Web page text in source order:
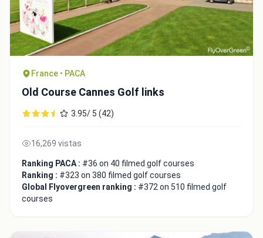
France • PACA
Old Course Cannes Golf links
3.95/ 5 (42)
16,269 vistas
Ranking PACA : #36 on 40 filmed golf courses
Ranking : #323 on 380 filmed golf courses
Global Flyovergreen ranking : #372 on 510 filmed golf
courses